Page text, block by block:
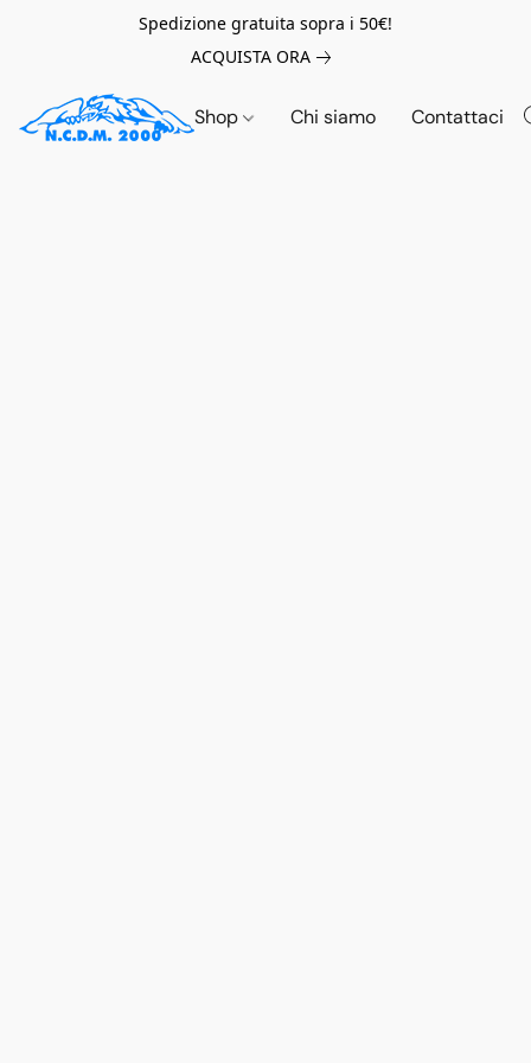
Spedizione gratuita sopra i 50€!
ACQUISTA ORA
Shop Chi siamo Contattaci